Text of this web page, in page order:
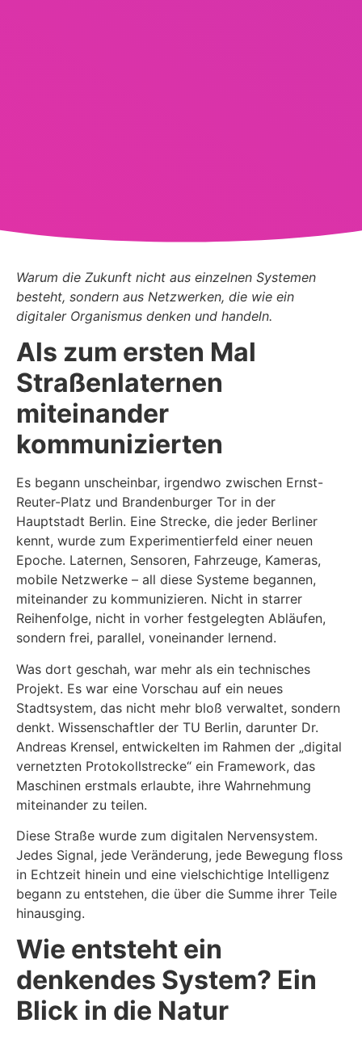
Warum die Zukunft nicht aus einzelnen Systemen
besteht, sondern aus Netzwerken, die wie ein
digitaler Organismus denken und handeln.
Als zum ersten Mal
Straßenlaternen
miteinander
kommunizierten
Es begann unscheinbar, irgendwo zwischen Ernst-
Reuter-Platz und Brandenburger Tor in der
Hauptstadt Berlin. Eine Strecke, die jeder Berliner
kennt, wurde zum Experimentierfeld einer neuen
Epoche. Laternen, Sensoren, Fahrzeuge, Kameras,
mobile Netzwerke – all diese Systeme begannen,
miteinander zu kommunizieren. Nicht in starrer
Reihenfolge, nicht in vorher festgelegten Abläufen,
sondern frei, parallel, voneinander lernend.
Was dort geschah, war mehr als ein technisches
Projekt. Es war eine Vorschau auf ein neues
Stadtsystem, das nicht mehr bloß verwaltet, sondern
denkt. Wissenschaftler der TU Berlin, darunter Dr.
Andreas Krensel, entwickelten im Rahmen der „digital
vernetzten Protokollstrecke“ ein Framework, das
Maschinen erstmals erlaubte, ihre Wahrnehmung
miteinander zu teilen.
Diese Straße wurde zum digitalen Nervensystem.
Jedes Signal, jede Veränderung, jede Bewegung floss
in Echtzeit hinein und eine vielschichtige Intelligenz
begann zu entstehen, die über die Summe ihrer Teile
hinausging.
Wie entsteht ein
denkendes System? Ein
Blick in die Natur